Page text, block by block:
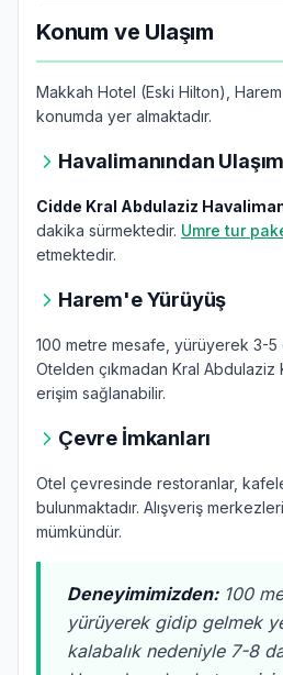
Konum ve Ulaşım
Makkah Hotel (Eski Hilton),
konumda yer almaktadır.
Havalimanından Ulaşım
Cidde Kral Abdulaziz
dakika sürmektedir. Umre tur
etmektedir.
Harem'e Yürüyüş
100 metre mesafe, yürüyerek 3-5
Otelden çıkmadan Kral
erişim sağlanabilir.
Çevre İmkanları
Otel çevresinde restoranlar,
bulunmaktadır. Alışveriş
mümkündür.
Deneyimimizden:100
yürüyerek gidip gelmek
kalabalık nedeniyle 7-8